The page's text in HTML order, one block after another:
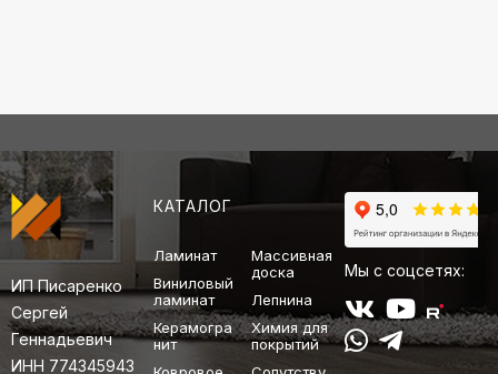
ИП Писаренко
Сергей
Геннадьевич
ИНН 774345943
КАТАЛОГ
Ламинат
Виниловый
ламинат
Керамогра
нит
Массивная
доска
Лепнина
Химия для
покрытий
Мы с соцсетях: